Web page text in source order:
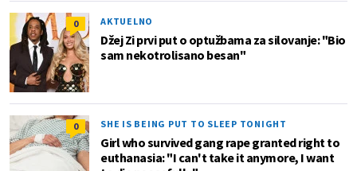
0 AKTUELNO
Džej Zi prvi put o optužbama za silovanje: "Bio
sam nekotrolisano besan"
0 SHE IS BEING PUT TO SLEEP TONIGHT
Girl who survived gang rape granted right to
euthanasia: "I can't take it anymore, I want